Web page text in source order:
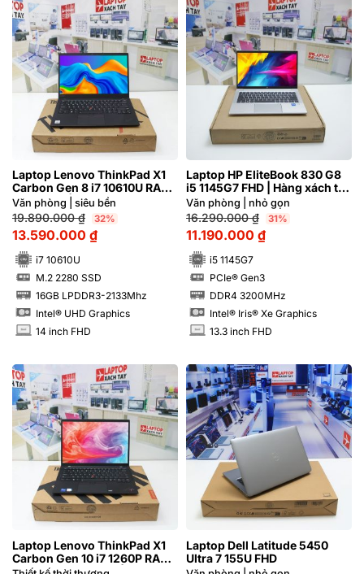
Laptop Lenovo ThinkPad X1
Carbon Gen 8 i7 10610U RAM
16GB FHD | Hàng xách tay
99%
Văn phòng | siêu bền
19.890.000₫ 32%
13.590.000 ₫
i7 10610U
SSD M.2 2280 SSD
16GB LPDDR3-2133Mhz
Intel® UHD Graphics
INCH 14 inch FHD
Laptop HP EliteBook 830 G8
i5 1145G7 FHD | Hàng xách tay
99%
Văn phòng | nhỏ gọn
16.290.000₫ 31%
11.190.000 ₫
i5 1145G7
SSD PCIe® Gen3
DDR4 3200MHz
Intel® Iris® Xe Graphics
INCH 13.3 inch FHD
Laptop Lenovo ThinkPad X1
Carbon Gen 10 i7 1260P RAM
16GB FHD Cảm ứng | Hàng
Laptop Dell Latitude 5450
Ultra 7 155U FHD